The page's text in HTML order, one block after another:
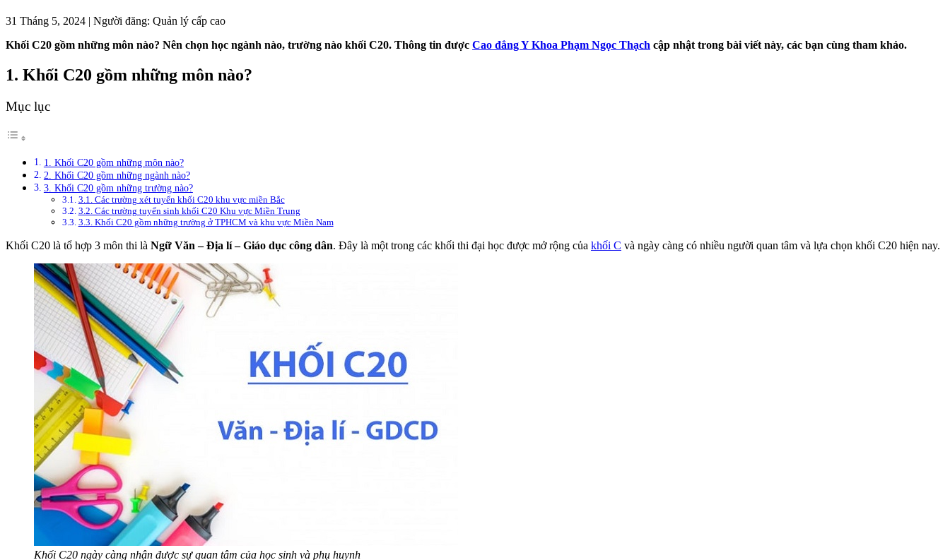
31 Tháng 5, 2024 | Người đăng: Quản lý cấp cao
Khối C20 gồm những môn nào? Nên chọn học ngành nào, trường nào khối C20. Thông tin được Cao đẳng Y Khoa Phạm Ngọc Thạch cập nhật trong bài viết này, các bạn cùng tham khảo.
1. Khối C20 gồm những môn nào?
Mục lục
1. Khối C20 gồm những môn nào?
2. Khối C20 gồm những ngành nào?
3. Khối C20 gồm những trường nào?
3.1. Các trường xét tuyển khối C20 khu vực miền Bắc
3.2. Các trường tuyển sinh khối C20 Khu vực Miền Trung
3.3. Khối C20 gồm những trường ở TPHCM và khu vực Miền Nam
Khối C20 là tổ hợp 3 môn thi là Ngữ Văn – Địa lí – Giáo dục công dân. Đây là một trong các khối thi đại học được mở rộng của khối C và ngày càng có nhiều người quan tâm và lựa chọn khối C20 hiện nay.
Khối C20 ngày càng nhận được sự quan tâm của học sinh và phụ huynh